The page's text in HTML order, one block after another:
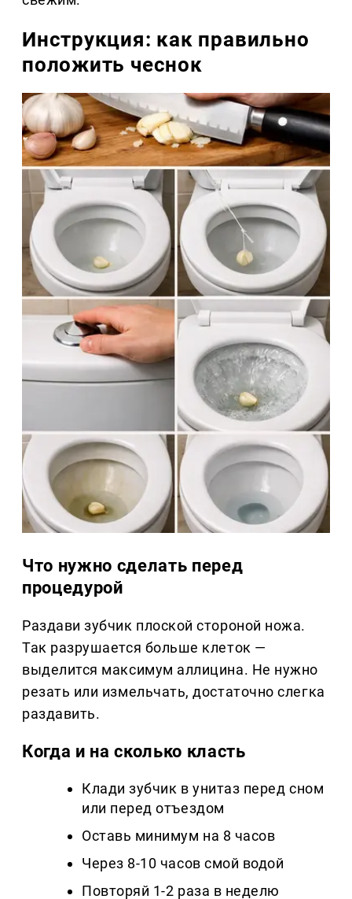
Инструкция: как правильно
положить чеснок
Что нужно сделать перед
процедурой
Раздави зубчик плоской стороной ножа.
Так разрушается больше клеток —
выделится максимум аллицина. Не нужно
резать или измельчать, достаточно слегка
раздавить.
Когда и на сколько класть
Клади зубчик в унитаз перед сном
или перед отъездом
Оставь минимум на 8 часов
Через 8-10 часов смой водой
Повторяй 1-2 раза в неделю